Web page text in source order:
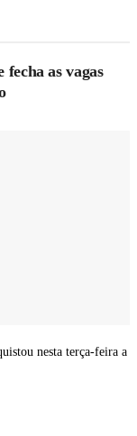
as vagas
nesta terça-feira a